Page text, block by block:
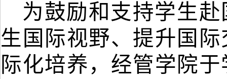
为鼓励和支持学生
生国际视野、提升国
际化培养， 经管学院